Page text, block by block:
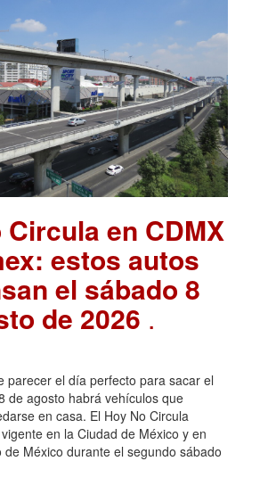
Circula en CDMX
estos autos
el sábado 8
de 2026 .
parecer el día perfecto para sacar el
de agosto habrá vehículos que
en casa. El Hoy No Circula
en la Ciudad de México y en
de México durante el segundo sábado